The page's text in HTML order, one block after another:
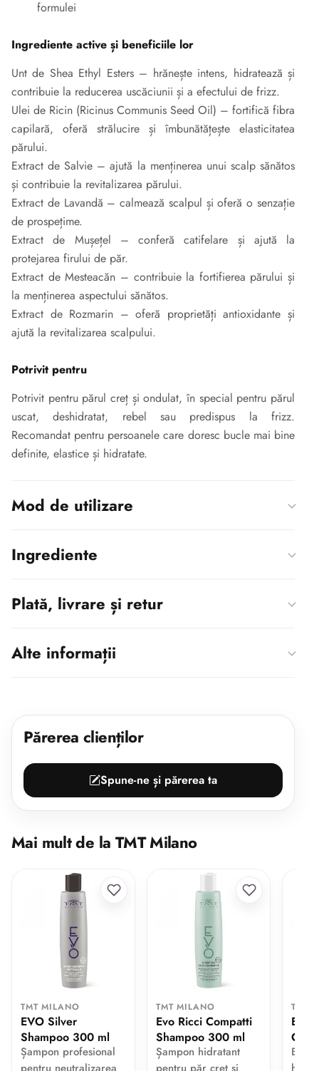
formulei
Ingrediente active și beneficiile lor
Unt de Shea Ethyl Esters – hrănește intens, hidratează și
contribuie la reducerea uscăciunii și a efectului de frizz.
Ulei de Ricin (Ricinus Communis Seed Oil) – fortifică fibra
capilară, oferă strălucire și îmbunătățește elasticitatea
părului.
Extract de Salvie – ajută la menținerea unui scalp sănătos
și contribuie la revitalizarea părului.
Extract de Lavandă – calmează scalpul și oferă o senzație
de prospețime.
Extract de Mușețel – conferă catifelare și ajută la
protejarea firului de păr.
Extract de Mesteacăn – contribuie la fortifierea părului și
la menținerea aspectului sănătos.
Extract de Rozmarin – oferă proprietăți antioxidante și
ajută la revitalizarea scalpului.
Potrivit pentru
Potrivit pentru părul creț și ondulat, în special pentru părul
uscat, deshidratat, rebel sau predispus la frizz.
Recomandat pentru persoanele care doresc bucle mai bine
definite, elastice și hidratate.
Mod de utilizare
Ingrediente
Plată, livrare și retur
Alte informații
Părerea clienților
Spune-ne și părerea ta
Mai mult de la TMT Milano
TMT MILANO
EVO Silver
Shampoo 300 ml
Șampon profesional
TMT MILANO
Evo Ricci Compatti
Shampoo 300 ml
Șampon hidratant
TMT
Evo